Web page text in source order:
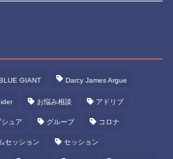
GIANT Darcy James Argue
お悩み相談 アドリブ
シュア グループ コロナ
セッション セッション